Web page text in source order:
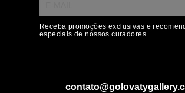
Receba promoções exclusivas e
especiais de nossos curadores